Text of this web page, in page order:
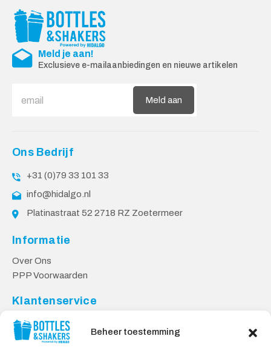
Beheer toestemming
Meld je aan!
Exclusieve e-mailaanbiedingen en nieuwe artikelen
Meld aan
Ons Bedrijf
+31 (0)79 33 101 33
info@hidalgo.nl
Platinastraat 52 2718 RZ Zoetermeer
Informatie
Over Ons
PPP Voorwaarden
Klantenservice
Contact
Levering & Retourneren